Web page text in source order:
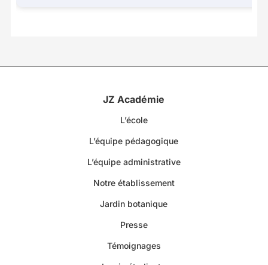
JZ Académie
L’école
L’équipe pédagogique
L’équipe administrative
Notre établissement
Jardin botanique
Presse
Témoignages